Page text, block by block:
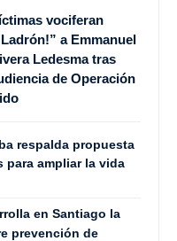
vociferan
a Emmanuel
Ledesma tras
de Operación
respalda propuesta
para ampliar la vida
en Santiago la
prevención de